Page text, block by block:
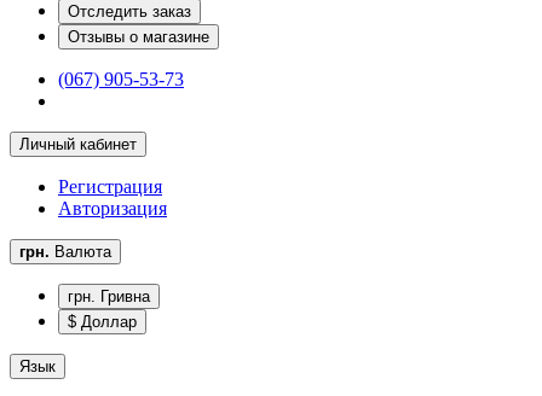
Отследить заказ
Отзывы о магазине
(067) 905-53-73
Личный кабинет
Регистрация
Авторизация
грн. Валюта
грн. Гривна
$ Доллар
Язык